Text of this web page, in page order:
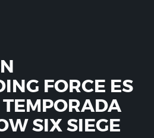
FORCE ES
SIX SIEGE